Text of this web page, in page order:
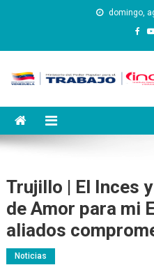
domingo,
Instituto
Trujillo | El Inces
de Amor para mi
aliados
Noticias